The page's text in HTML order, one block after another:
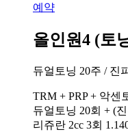
예약
올인원4 (토
듀얼토닝 20주 / 진
TRM + PRP + 악센
듀얼토닝 20회 + (
리쥬란 2cc 3회